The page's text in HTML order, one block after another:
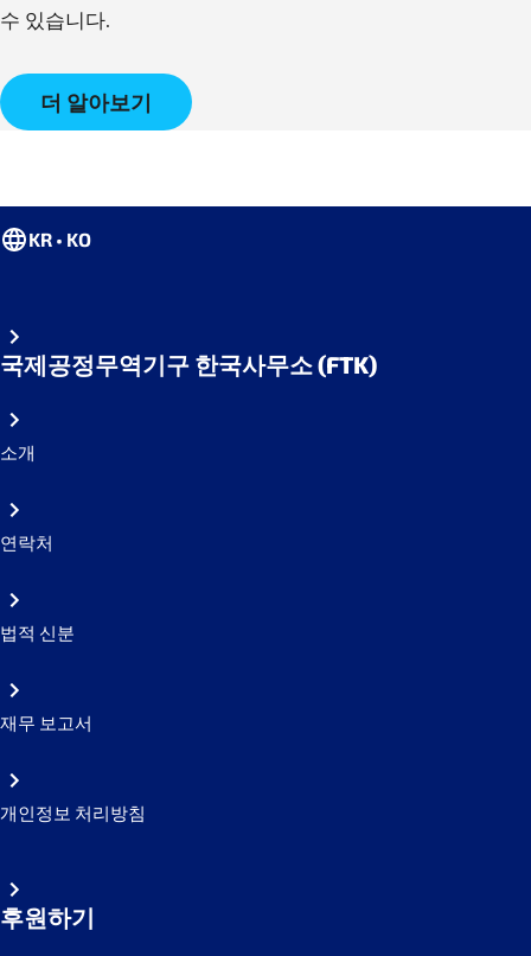
수 있습니다.
더 알아보기
KR • KO
국제공정무역기구 한국사무소 (FTK)
소개
연락처
법적 신분
재무 보고서
개인정보 처리방침
후원하기